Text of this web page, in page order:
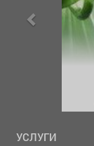
УСЛУГИ